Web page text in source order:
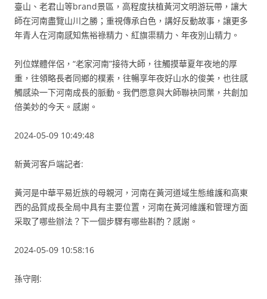
臺山、老君山等brand景區，高程度扶植黃河文明游玩帶，讓大
師在河南盡覽山川之勝；重視傳承白色，講好反動故事，讓更多
年青人在河南感知焦裕祿精力、紅旗渠精力、年夜別山精力。
列位媒體伴侶，“老家河南”接待大師，往觸摸華夏年夜地的厚
重，往領略長者同鄉的樸素，往暢享年夜好山水的俊美，也往感
觸感染一下河南成長的脈動。我們愿意與大師聯袂同業，共創加
倍美妙的今天。感謝。
2024-05-09 10:49:48
新黃河客戶端記者:
黃河是中華平易近族的母親河，河南在黃河道域生態維護和高東
西的品質成長全局中具有主要位置，河南在黃河維護和管理方面
采取了哪些辦法？下一個步驟有哪些斟酌？感謝。
2024-05-09 10:58:16
孫守剛: